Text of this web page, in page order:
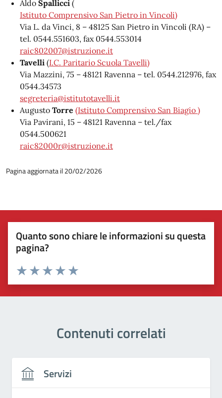
Aldo Spallicci (
Istituto Comprensivo San Pietro in Vincoli)
Via L. da Vinci, 8 – 48125 San Pietro in Vincoli (RA) –
tel. 0544.551603, fax 0544.553014
raic802007@istruzione.it
Tavelli (I.C. Paritario Scuola Tavelli)
Via Mazzini, 75 – 48121 Ravenna – tel. 0544.212976, fax
0544.34573
segreteria@istitutotavelli.it
Augusto Torre (Istituto Comprensivo San Biagio )
Via Pavirani, 15 – 48121 Ravenna – tel./fax
0544.500621
raic82000r@istruzione.it
Pagina aggiornata il 20/02/2026
Quanto sono chiare le informazioni su questa
pagina?
Valuta 5 stelle su 5
Valuta 4 stelle su 5
Valuta 3 stelle su 5
Valuta 2 stelle su 5
Valuta 1 stelle su 5
Contenuti correlati
Servizi